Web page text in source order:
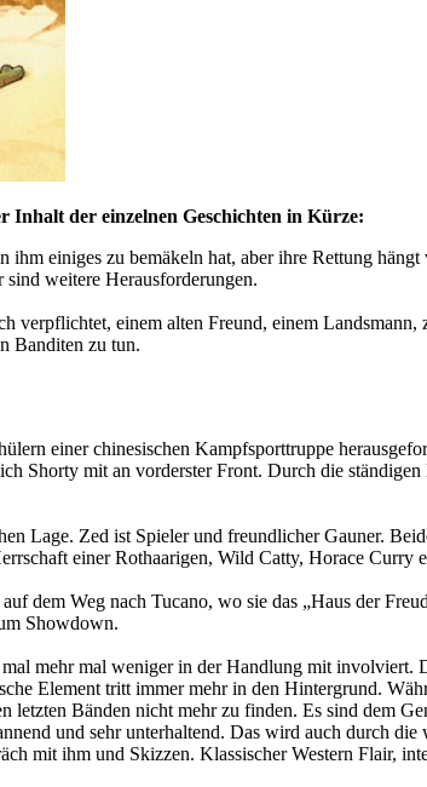
Inhalt der einzelnen Geschichten in Kürze:
einiges zu bemäkeln hat, aber ihre Rettung
weitere Herausforderungen.
einem alten Freund, einem Landsmann,
Banditen zu tun.
einer chinesischen Kampfsporttruppe
Shorty mit an vorderster Front. Durch die
Lage. Zed ist Spieler und freundlicher Gauner.
einer Rothaarigen, Wild Catty, Horace Curry
dem Weg nach Tucano, wo sie das „Haus der
Showdown.
mehr mal weniger in der Handlung mit involviert.
Element tritt immer mehr in den Hintergrund.
Bänden nicht mehr zu finden. Es sind dem
und sehr unterhaltend. Das wird auch durch
mit ihm und Skizzen. Klassischer Western Flair,